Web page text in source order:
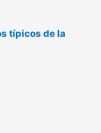
típicos de la